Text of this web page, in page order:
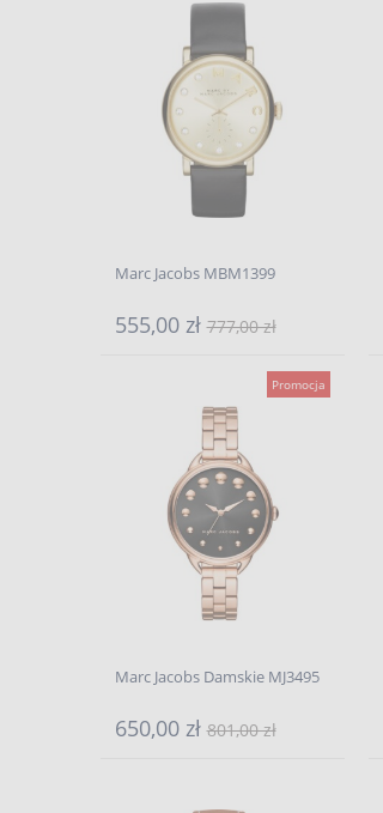
Marc Jacobs MBM1399
555,00 zł777,00 zł
Promocja
Marc Jacobs Damskie MJ3495
650,00 zł801,00 zł